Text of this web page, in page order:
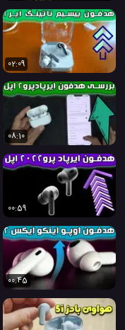
02:09
08:10
00:59
00:45